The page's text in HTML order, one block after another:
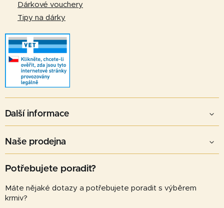
Dárkové vouchery
Tipy na dárky
Další informace
Naše prodejna
Potřebujete poradit?
Máte nějaké dotazy a potřebujete poradit s výběrem
krmiv?